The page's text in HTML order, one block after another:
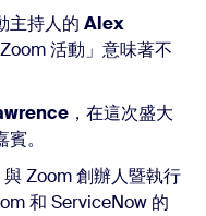
主持人的 Alex
活動」意味著不
，在這次盛大
。
與 Zoom 創辦人暨執行
和 ServiceNow 的